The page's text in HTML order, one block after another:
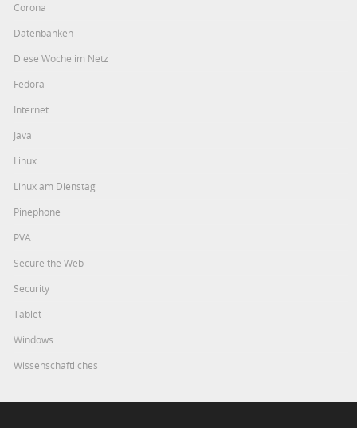
Corona
Datenbanken
Diese Woche im Netz
Fedora
Internet
Java
Linux
Linux am Dienstag
Pinephone
PVA
Secure the Web
Security
Tablet
Windows
Wissenschaftliches